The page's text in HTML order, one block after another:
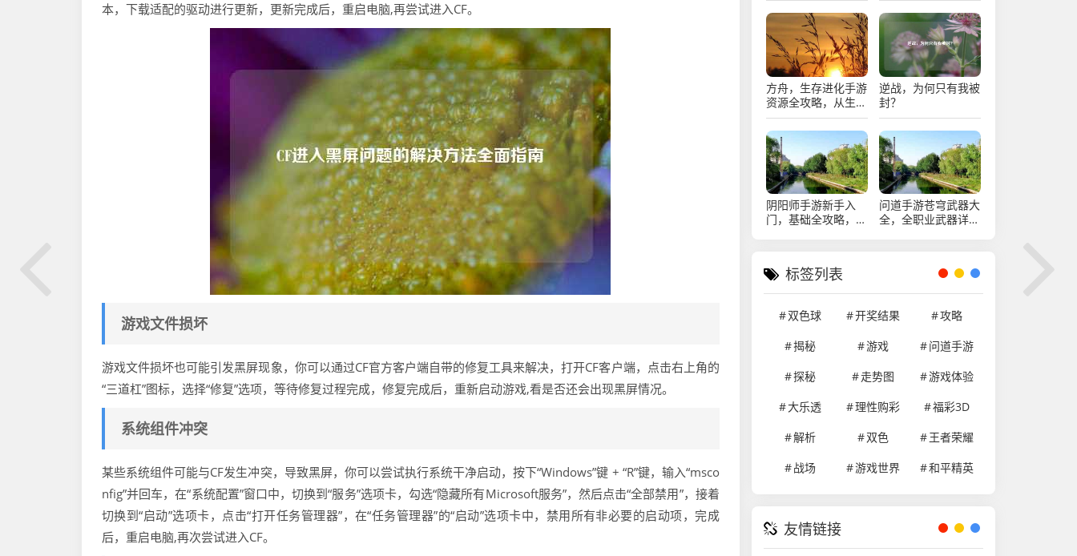
本，下载适配的驱动进行更新，更新完成后，重启电脑,再尝试进入CF。
游戏文件损坏
游戏文件损坏也可能引发黑屏现象，你可以通过CF官方客户端自带的修复工具来解决，打开CF客户端，点击右上角的
“三道杠”图标，选择“修复”选项，等待修复过程完成，修复完成后，重新启动游戏,看是否还会出现黑屏情况。
系统组件冲突
某些系统组件可能与CF发生冲突，导致黑屏，你可以尝试执行系统干净启动，按下“Windows”键 + “R”键，输入“msco
nfig”并回车，在“系统配置”窗口中，切换到“服务”选项卡，勾选“隐藏所有Microsoft服务”，然后点击“全部禁用”，接着
切换到“启动”选项卡，点击“打开任务管理器”，在“任务管理器”的“启动”选项卡中，禁用所有非必要的启动项，完成
后，重启电脑,再次尝试进入CF。
用，生死狙击银币怎
么花？一文读懂核心
作用
舟进化神龙饲料高效
获取与养成全攻略
方舟，生存进化手游
资源全攻略，从生存
到进化的基石，方舟
生存进化手游资源全
攻略，生存与进化的
基石
逆战，为何只有我被
封？
阴阳师手游新手入
门，基础全攻略，阴
问道手游苍穹武器大
全，全职业武器详解
标签列表
双色球 开奖结果
攻略
揭秘
游戏
问道手游
探秘
走势图
游戏体验
大乐透
理性购彩
福彩3D
解析
双色
王者荣耀
战场
游戏世界 和平精英
友情链接